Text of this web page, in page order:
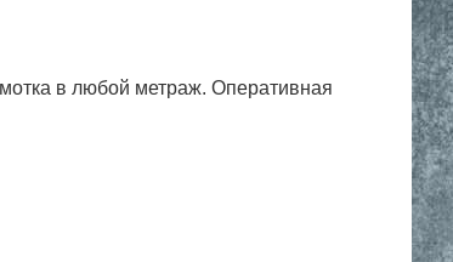
в любой метраж. Оперативная